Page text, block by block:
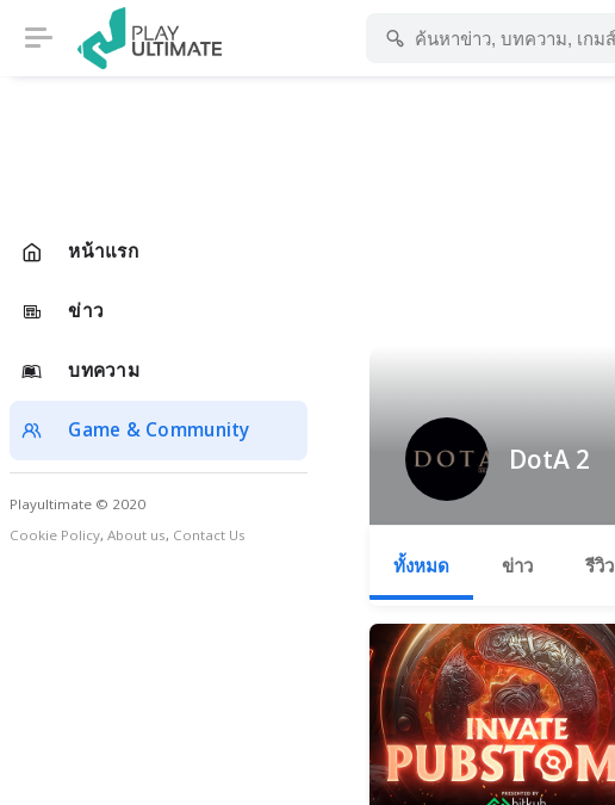
หน้าแรก
ข่าว
บทความ
Game & Community
Playultimate © 2020
Cookie Policy, About us, Contact Us
DotA 2
ทั้งหมด ข่าว รีวิว